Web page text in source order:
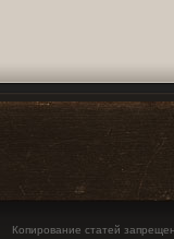
Копирование статей